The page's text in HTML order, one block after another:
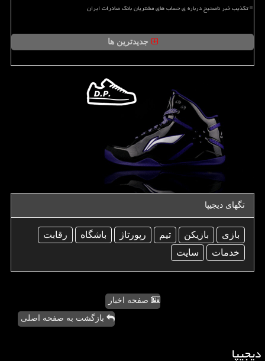
تکذیب خبر ناصحیح درباره ی حساب های مشتریان بانک صادرات ایران
جدیدترین ها
تگهای دیجیپا
بازی بازیكن تیم رپورتاژ باشگاه
رقابت
خدمات
سایت
صفحه اخبار
بازگشت به صفحه اصلی
دیجیپا